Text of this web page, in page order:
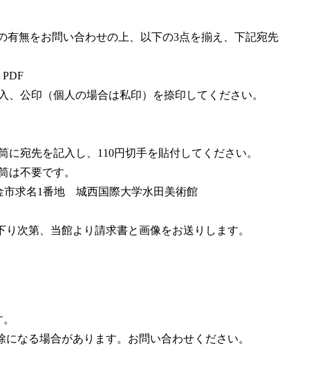
有無をお問い合わせの上、以下の3点を揃え、下記宛先
PDF
公印（個人の場合は私印）を捺印してください。
宛先を記入し、110円切手を貼付してください。
不要です。
求名1番地 城西国際大学水田美術館
次第、当館より請求書と画像をお送りします。
なる場合があります。お問い合わせください。